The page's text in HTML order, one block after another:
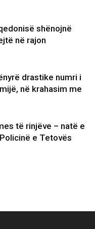
shënojnë
në rajon
drastike numri i
në krahasim me
të rinjëve – natë e
e Tetovës